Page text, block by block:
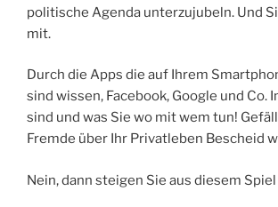
politische Agenda unterzujubeln. Und
mit.
Durch die Apps die auf Ihrem
sind wissen, Facebook, Google und Co.
sind und was Sie wo mit wem tun!
Fremde über Ihr Privatleben Bescheid
Nein, dann steigen Sie aus diesem Spiel